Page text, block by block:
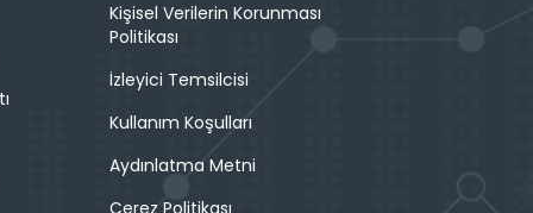
Kişisel Verilerin Korunması
Politikası
İzleyici Temsilcisi
Kullanım Koşulları
Aydınlatma Metni